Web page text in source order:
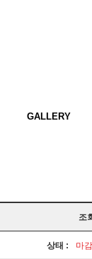
GALLERY
조
상태 : 마감